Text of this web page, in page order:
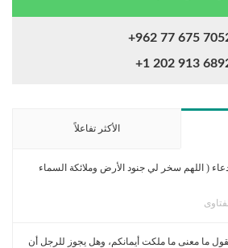
+962 77 675
+1 202 913
الأكثر تفاعلاً
( اللهم سخر لي جنود الأرض وملائكة السماء
ما معنى ما ملكت أيمانكم، وهل يجوز للرجل أن